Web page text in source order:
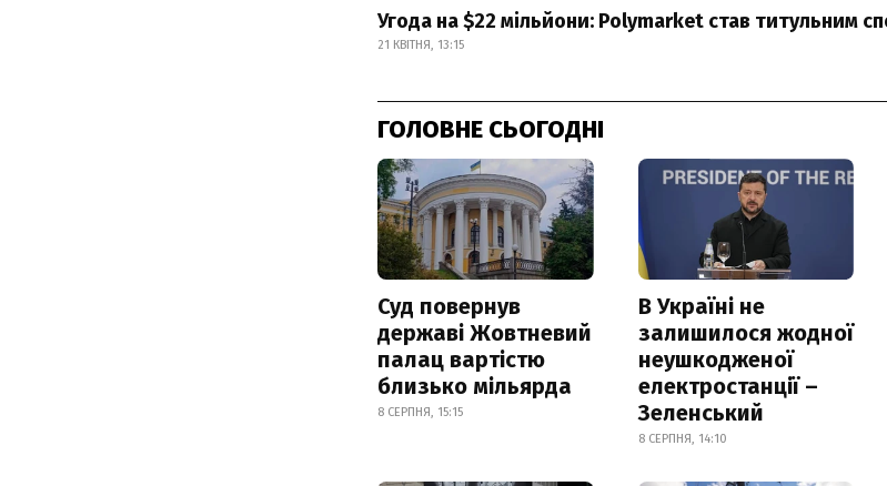
Угода на $22 мільйони: Polymarket став титульним
21 КВІТНЯ, 13:15
ГОЛОВНЕ СЬОГОДНІ
Суд повернув
державі Жовтневий
палац вартістю
близько мільярда
8 СЕРПНЯ, 15:15
В Україні не
залишилося жодної
неушкодженої
електростанції –
Зеленський
8 СЕРПНЯ, 14:10